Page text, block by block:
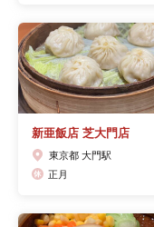
新亜飯店 芝大門店
東京都 大門駅
正月